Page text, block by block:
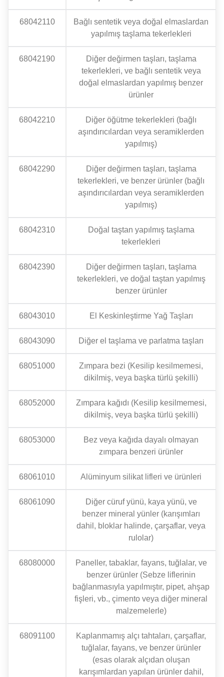
68042110
Bağlı sentetik veya doğal elmaslardan
yapılmış taşlama tekerlekleri
68042190
Diğer değirmen taşları, taşlama
tekerlekleri, ve bağlı sentetik veya
doğal elmaslardan yapılmış benzer
ürünler
68042210
Diğer öğütme tekerlekleri (bağlı
aşındırıcılardan veya seramiklerden
yapılmış)
68042290
Diğer değirmen taşları, taşlama
tekerlekleri, ve benzer ürünler (bağlı
aşındırıcılardan veya seramiklerden
yapılmış)
68042310
Doğal taştan yapılmış taşlama
tekerlekleri
68042390
Diğer değirmen taşları, taşlama
tekerlekleri, ve doğal taştan yapılmış
benzer ürünler
68043010 El Keskinleştirme Yağ Taşları
68043090 Diğer el taşlama ve parlatma taşları
68051000
Zımpara bezi (Kesilip kesilmemesi,
dikilmiş, veya başka türlü şekilli)
68052000
Zımpara kağıdı (Kesilip kesilmemesi,
dikilmiş, veya başka türlü şekilli)
68053000
Bez veya kağıda dayalı olmayan
zımpara benzeri ürünler
68061010 Alüminyum silikat lifleri ve ürünleri
68061090
Diğer cüruf yünü, kaya yünü, ve
benzer mineral yünler (karışımları
dahil, bloklar halinde, çarşaflar, veya
rulolar)
68080000
Paneller, tabaklar, fayans, tuğlalar, ve
benzer ürünler (Sebze liflerinin
bağlanmasıyla yapılmıştır, pipet, ahşap
fişleri, vb., çimento veya diğer mineral
malzemelerle)
68091100
Kaplanmamış alçı tahtaları, çarşaflar,
tuğlalar, fayans, ve benzer ürünler
(esas olarak alçıdan oluşan
karışımlardan yapılan ürünler dahil,